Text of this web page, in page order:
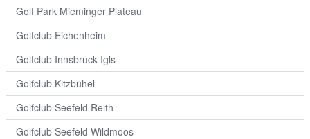
Golf Park Mieminger Plateau
Golfclub Eichenheim
Golfclub Innsbruck-Igls
Golfclub Kitzbühel
Golfclub Seefeld Reith
Golfclub Seefeld Wildmoos